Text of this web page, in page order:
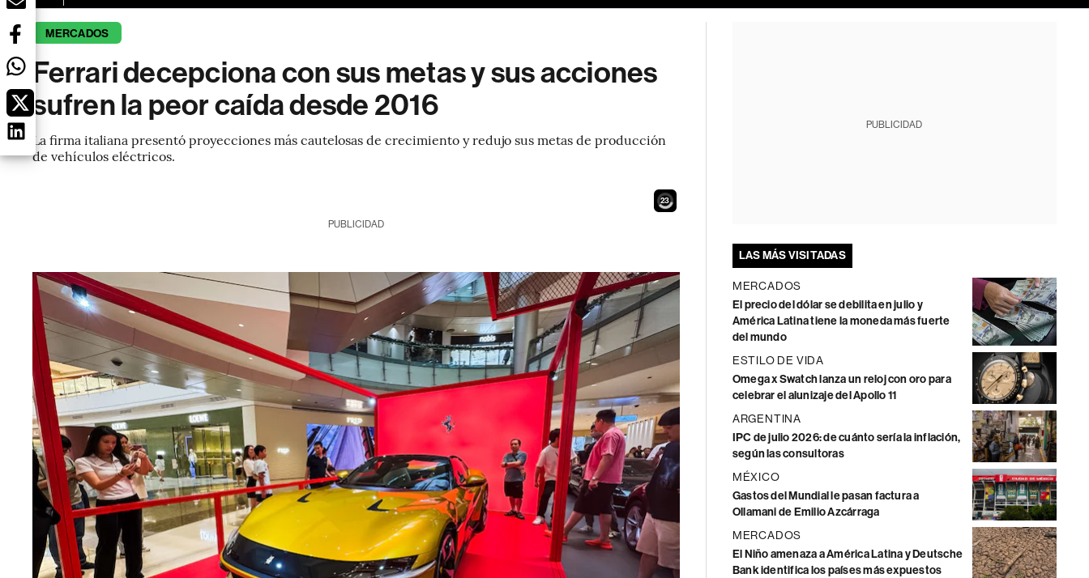
MERCADOS
Ferrari decepciona con sus metas y sus acciones
sufren la peor caída desde 2016
La firma italiana presentó proyecciones más cautelosas de crecimiento y redujo sus metas de producción
de vehículos eléctricos.
22
PUBLICIDAD
PUBLICIDAD
LAS MÁS VISITADAS
MERCADOS
El precio del dólar se debilita en julio y
América Latina tiene la moneda más fuerte
del mundo
ESTILO DE VIDA
Omega x Swatch lanza un reloj con oro para
celebrar el alunizaje del Apollo 11
ARGENTINA
IPC de julio 2026: de cuánto sería la inflación,
según las consultoras
MÉXICO
Gastos del Mundial le pasan factura a
Ollamani de Emilio Azcárraga
MERCADOS
El Niño amenaza a América Latina y Deutsche
Bank identifica los países más expuestos